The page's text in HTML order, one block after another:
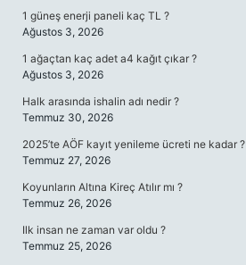
1 güneş enerji paneli kaç TL ?
Ağustos 3, 2026
1 ağaçtan kaç adet a4 kağıt çıkar ?
Ağustos 3, 2026
Halk arasında ishalin adı nedir ?
Temmuz 30, 2026
2025’te AÖF kayıt yenileme ücreti ne kadar ?
Temmuz 27, 2026
Koyunların Altına Kireç Atılır mı ?
Temmuz 26, 2026
Ilk insan ne zaman var oldu ?
Temmuz 25, 2026